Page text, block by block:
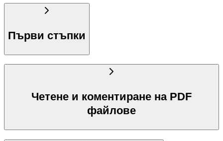
Първи стъпки
Четене и коментиране на PDF
файлове